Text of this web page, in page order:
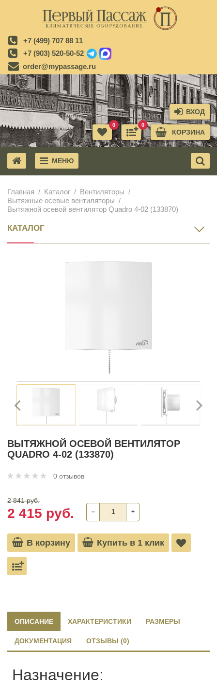
+7 (499) 707 88 11
+7 (903) 520-50-52
order@mypassage.ru
ВХОД
КОРЗИНА
0
0
МЕНЮ
Главная Каталог
Вентиляторы
Вытяжные осевые вентиляторы
Вытяжной осевой вентилятор Quadro 4-02 (133870)
КАТАЛОГ
ВЫТЯЖНОЙ ОСЕВОЙ ВЕНТИЛЯТОР
QUADRO 4-02 (133870)
0 отзывов
2 841 руб.
2 415 руб. ‒ +
В корзину Купить в 1 клик
ОПИСАНИЕ ХАРАКТЕРИСТИКИ РАЗМЕРЫ
ДОКУМЕНТАЦИЯ ОТЗЫВЫ (0)
Назначение: